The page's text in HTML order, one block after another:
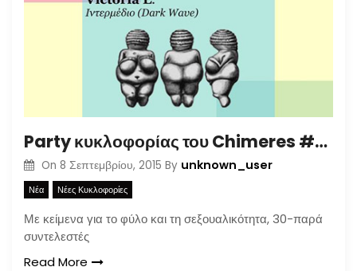
Party κυκλοφορίας του Chimeres #32 στη Θήβα
On 8 Σεπτεμβρίου, 2015 By unknown_user
Νέα Νέες Κυκλοφορίες
Με κείμενα για το φύλο και τη σεξουαλικότητα, 30-παρά
συντελεστές
Read More